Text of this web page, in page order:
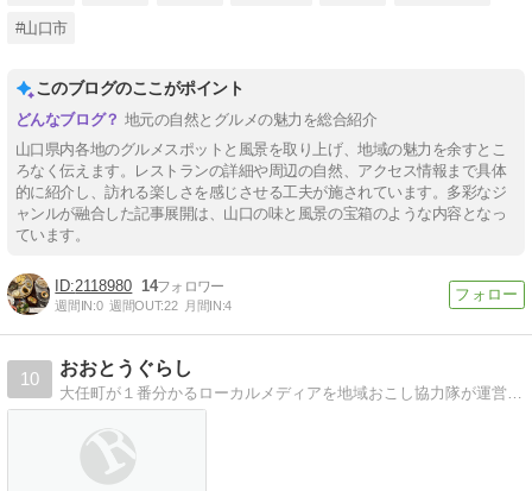
#山口市
このブログのここがポイント
地元の自然とグルメの魅力を総合紹介
山口県内各地のグルメスポットと風景を取り上げ、地域の魅力を余すとこ
ろなく伝えます。レストランの詳細や周辺の自然、アクセス情報まで具体
的に紹介し、訪れる楽しさを感じさせる工夫が施されています。多彩なジ
ャンルが融合した記事展開は、山口の味と風景の宝箱のような内容となっ
ています。
2118980 14
週間IN:0 週間OUT:22 月間IN:4
10
おおとうぐらし
大任町が１番分かるローカルメディアを地域おこし協力隊が運営中！ 福岡県の中央に位置する人口5240人の小さな町『大任町』の情報などを配信中！